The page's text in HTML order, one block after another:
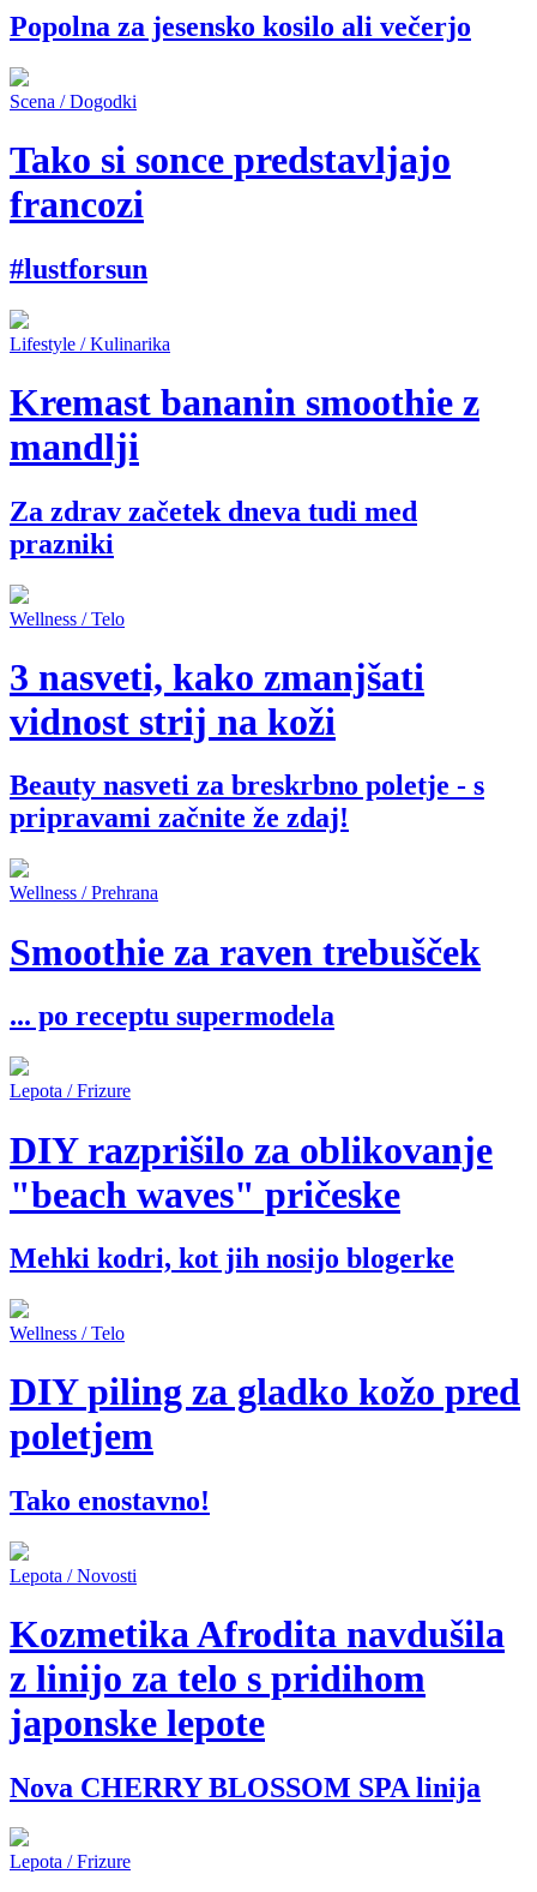
Popolna za jesensko kosilo ali večerjo
Scena / Dogodki
Tako si sonce predstavljajo
francozi
#lustforsun
Lifestyle / Kulinarika
Kremast bananin smoothie z
mandlji
Za zdrav začetek dneva tudi med
prazniki
Wellness / Telo
3 nasveti, kako zmanjšati
vidnost strij na koži
Beauty nasveti za breskrbno poletje - s
pripravami začnite že zdaj!
Wellness / Prehrana
Smoothie za raven trebušček
... po receptu supermodela
Lepota / Frizure
DIY razprišilo za oblikovanje
"beach waves" pričeske
Mehki kodri, kot jih nosijo blogerke
Wellness / Telo
DIY piling za gladko kožo pred
poletjem
Tako enostavno!
Lepota / Novosti
Kozmetika Afrodita navdušila
z linijo za telo s pridihom
japonske lepote
Nova CHERRY BLOSSOM SPA linija
Lepota / Frizure